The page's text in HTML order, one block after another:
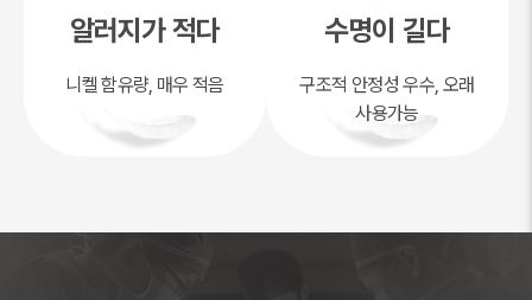
알러지가 적다
니켈 함유량, 매우 적음
수명이 길다
구조적 안정성 우수, 오래
사용가능